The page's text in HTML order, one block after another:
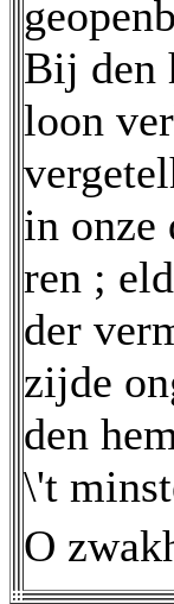
Bij den
loon
in onze
ren ;
der
zijde
den
\'t
O